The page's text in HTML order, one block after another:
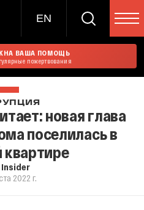
EN
ВАША ПОМОЩЬ
пожертвования
новая глава
поселилась в
квартире
Insider
2022 г.